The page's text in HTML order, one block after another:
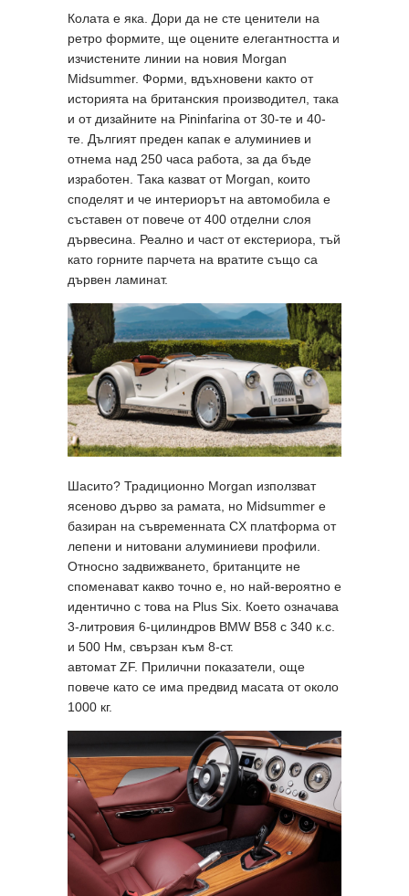
Колата е яка. Дори да не сте ценители на
ретро формите, ще оцените елегантността и
изчистените линии на новия Morgan
Midsummer. Форми, вдъхновени както от
историята на британския производител, така
и от дизайните на Pininfarina от 30-те и 40-
те. Дългият преден капак е алуминиев и
отнема над 250 часа работа, за да бъде
изработен. Така казват от Morgan, които
споделят и че интериорът на автомобила е
съставен от повече от 400 отделни слоя
дървесина. Реално и част от екстериора, тъй
като горните парчета на вратите също са
дървен ламинат.
Шасито? Традиционно Morgan използват
ясеново дърво за рамата, но Midsummer е
базиран на съвременната CX платформа от
лепени и нитовани алуминиеви профили.
Относно задвижването, британците не
споменават какво точно е, но най-вероятно е
идентично с това на Plus Six. Което означава
3-литровия 6-цилиндров BMW B58 с 340 к.с.
и 500 Нм, свързан към 8-ст.
автомат ZF. Прилични показатели, още
повече като се има предвид масата от около
1000 кг.